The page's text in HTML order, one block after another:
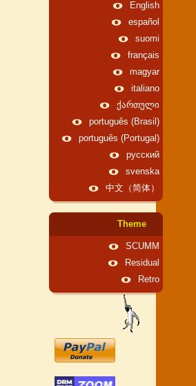
English
español
suomi
français
magyar
italiano
ქართული
português (Brasil)
português (Portugal)
русский
svenska
中文（简体）
Theme
SCUMM
Residual
Retro